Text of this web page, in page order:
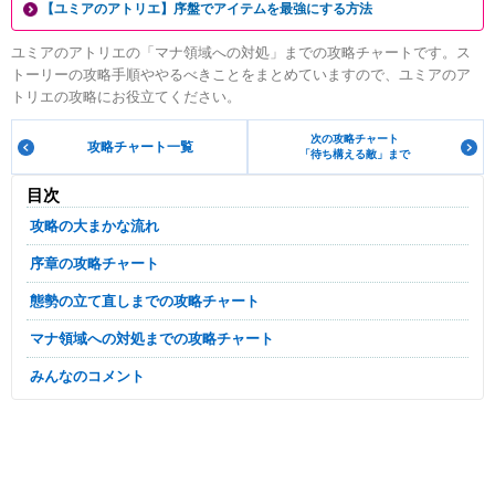
【ユミアのアトリエ】序盤でアイテムを最強にする方法
ユミアのアトリエの「マナ領域への対処」までの攻略チャートです。ス
トーリーの攻略手順ややるべきことをまとめていますので、ユミアのア
トリエの攻略にお役立てください。
攻略チャート一覧
次の攻略チャート
「待ち構える敵」まで
目次
攻略の大まかな流れ
序章の攻略チャート
態勢の立て直しまでの攻略チャート
マナ領域への対処までの攻略チャート
みんなのコメント